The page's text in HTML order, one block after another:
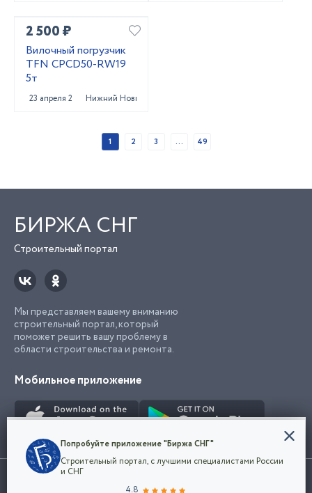
2 500 ₽
Вилочный погрузчик
TFN CPCD50-RW19
5т
23 апреля 2025 Нижний Новгород
1 2 3 ... 49
БИРЖА СНГ
Строительный портал
Мы представляем вашему вниманию
строительный портал, который
поможет решить вашу проблему в
области строительства и ремонта.
Мобильное приложение
Использование сайта, в том числе подача объявлений, означает
Конфиденциальность
Мы используем файлы cookie, чтобы сделать
наш сайт удобным для каждого
Попробуйте приложение "Биржа СНГ"
Строительный портал, с лучшими специалистами России
и СНГ
4.8